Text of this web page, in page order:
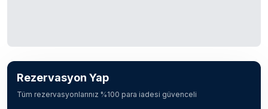
Rezervasyon Yap
Tüm rezervasyonlarınız %100 para iadesi güvenceli